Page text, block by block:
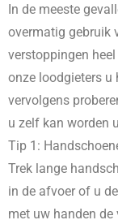
In de meeste
overmatig gebruik
verstoppingen
onze loodgieters u
vervolgens
u zelf kan worden
Tip 1:
Trek lange
in de afvoer of u
met uw handen de